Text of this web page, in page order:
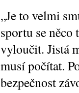
„Je to velmi
sportu se něco
vyloučit. Jistá
musí počítat.
bezpečnost